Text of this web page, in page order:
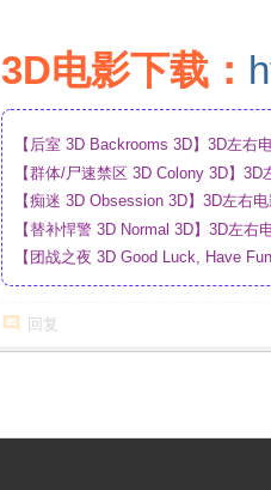
3D电影下载：
【后室 3D Backrooms 3D】3D左右
【群体/尸速禁区 3D Colony 3D】
_网盘
【痴迷 3D Obsession 3D】3D左右
【替补悍警 3D Normal 3D】3D左
【团战之夜 3D Good Luck, Have
回复